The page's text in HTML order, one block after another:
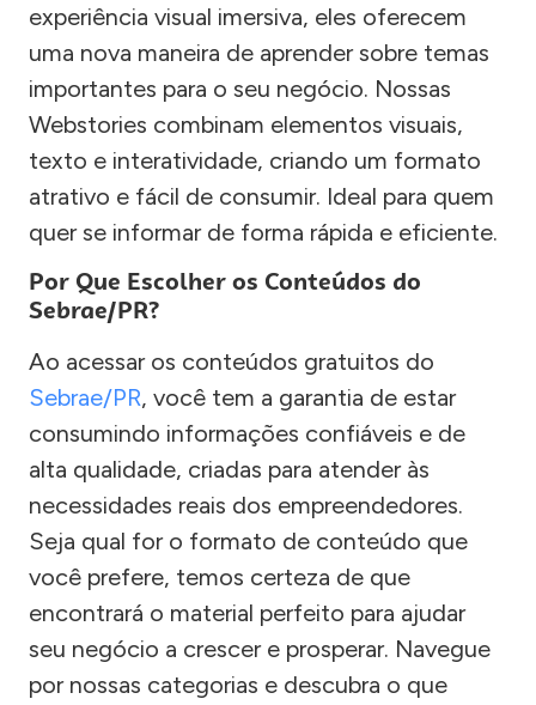
experiência visual imersiva, eles oferecem
uma nova maneira de aprender sobre temas
importantes para o seu negócio. Nossas
Webstories combinam elementos visuais,
texto e interatividade, criando um formato
atrativo e fácil de consumir. Ideal para quem
quer se informar de forma rápida e eficiente.
Por Que Escolher os Conteúdos do
Sebrae/PR?
Ao acessar os conteúdos gratuitos do
Sebrae/PR, você tem a garantia de estar
consumindo informações confiáveis e de
alta qualidade, criadas para atender às
necessidades reais dos empreendedores.
Seja qual for o formato de conteúdo que
você prefere, temos certeza de que
encontrará o material perfeito para ajudar
seu negócio a crescer e prosperar. Navegue
por nossas categorias e descubra o que